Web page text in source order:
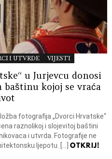
I UTVRDE VIJESTI
u Jurjevcu donosi
kojoj se vraća
fotografija „Dvorci Hrvatske“
raznolikoj i slojevitoj baštini
i utvrda. Fotografije ne
ljepotu. […]OTKRIJ!